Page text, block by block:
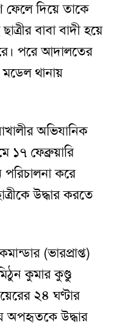
ফেলে দিয়ে তাকে
বাবা বাদী হয়ে
পরে আদালতের
থানায়
অভিযানিক
১৭ ফেব্রুয়ারি
পরিচালনা করে
উদ্ধার করতে
(ভারপ্রাপ্ত)
কুমার কুণ্ডু
২৪ ঘণ্টার
অপহৃতকে উদ্ধার